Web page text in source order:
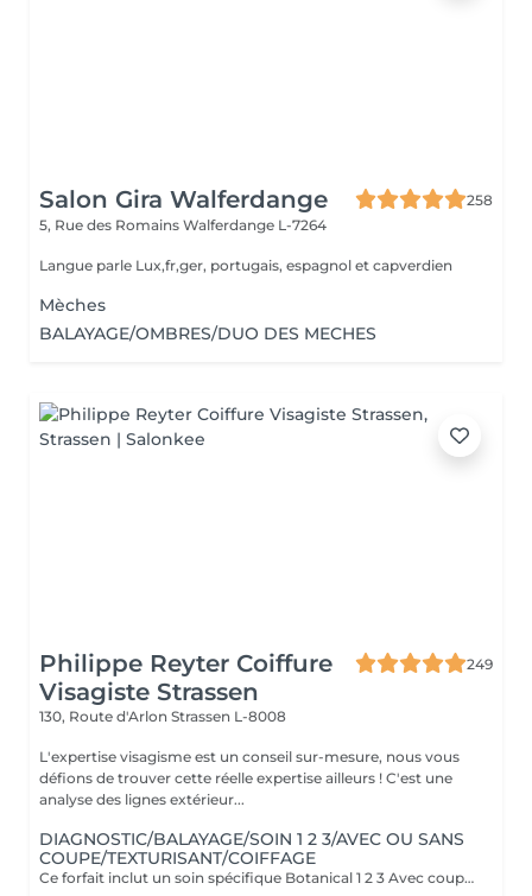
Salon Gira Walferdange
258
5, Rue des Romains Walferdange L-7264
Langue parle Lux,fr,ger, portugais, espagnol et capverdien
Mèches
BALAYAGE/OMBRES/DUO DES MECHES
Philippe Reyter Coiffure
Visagiste Strassen
249
130, Route d'Arlon Strassen L-8008
L'expertise visagisme est un conseil sur-mesure, nous vous
défions de trouver cette réelle expertise ailleurs ! C'est une
analyse des lignes extérieur...
DIAGNOSTIC/BALAYAGE/SOIN 1 2 3/AVEC OU SANS
COUPE/TEXTURISANT/COIFFAGE
Ce forfait inclut un soin spécifique Botanical 1 2 3 Avec coupe ou sans la coupe selon votre choix